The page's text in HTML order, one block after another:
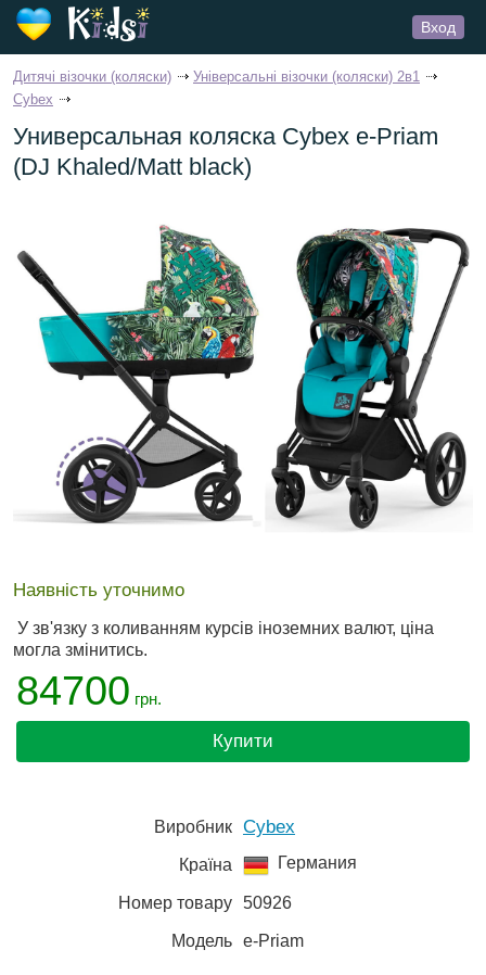
Вход
Дитячі візочки (коляски)
Універсальні візочки (коляски) 2в1
Cybex
Универсальная коляска Cybex e-Priam
(DJ Khaled/Matt black)
Наявність уточнимо
У зв'язку з коливанням курсів іноземних валют, ціна
могла змінитись.
84700 грн.
Купити
Виробник Cybex
Країна Германия
Номер товару 50926
Модель e-Priam